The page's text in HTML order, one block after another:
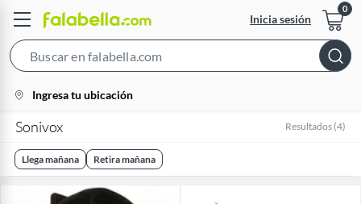
Inicia sesión
Bar
location-
icon
Ingresa tu ubicación
Sonivox Resultados (4)
Llega mañana Retira mañana